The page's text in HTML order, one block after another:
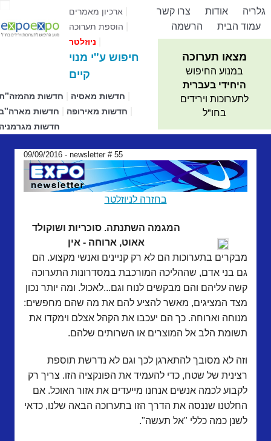
ארכיון מאמרים|
הוספת תערוכה
ניוזלטר
חיפוש ע"י מנוי
קיים
חדשות חדשות מאסיה
חדשות חדשות מאירופה
חדשות
צרו קשר אודות
גלריה
הרשמה
עמוד הבית
מצאו תערוכה
במנוע החיפוש
היחידי בעברית
לתערוכות וירידים
בחו"ל
09/09/2016 - newsletter # 55
בחזרה לניוזלטר
המגמה השתנתה. סוכריות ושוקולד
אאוט, ארוחה - אין
מבקרים בתערוכות הם לא רק קניינים ואנשי מקצוע. הם
גם בני אדם, שההליכה המורכבת במסדרונות התערוכה
קשה עליהם והם מבקשים לנוח וגם...לאכול. ומה יותר נכון
מצד המציגים, מאשר להציע להם את מה שהם מחפשים:
מנוחה וארוחה. כך הם יעכבו את הקהל אצלם וימקדו את
תשומת הלב אל המוצרים או השרותים שלהם.
וזה לא מסובך להתארגן לכך וגם לא נדרשת תוספת
רצינית של שטח, כדי להעמיד את הפונקציה הזו. צריך רק
לקבוע לכמה אנשים אנחנו מייעדים את אזור האוכל. אם
החלטנו שננסה את הדרך הזו בתערוכה הבאה שלנו, כדאי
לשנן כמה כללי "אל תעשה".